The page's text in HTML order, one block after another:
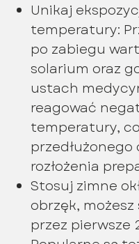
Unikaj
temperatury:
po zabiegu
solarium oraz
ustach
reagować
temperatury,
rozłożenia
Stosuj zimne
obrzęk,
przez pierwsze